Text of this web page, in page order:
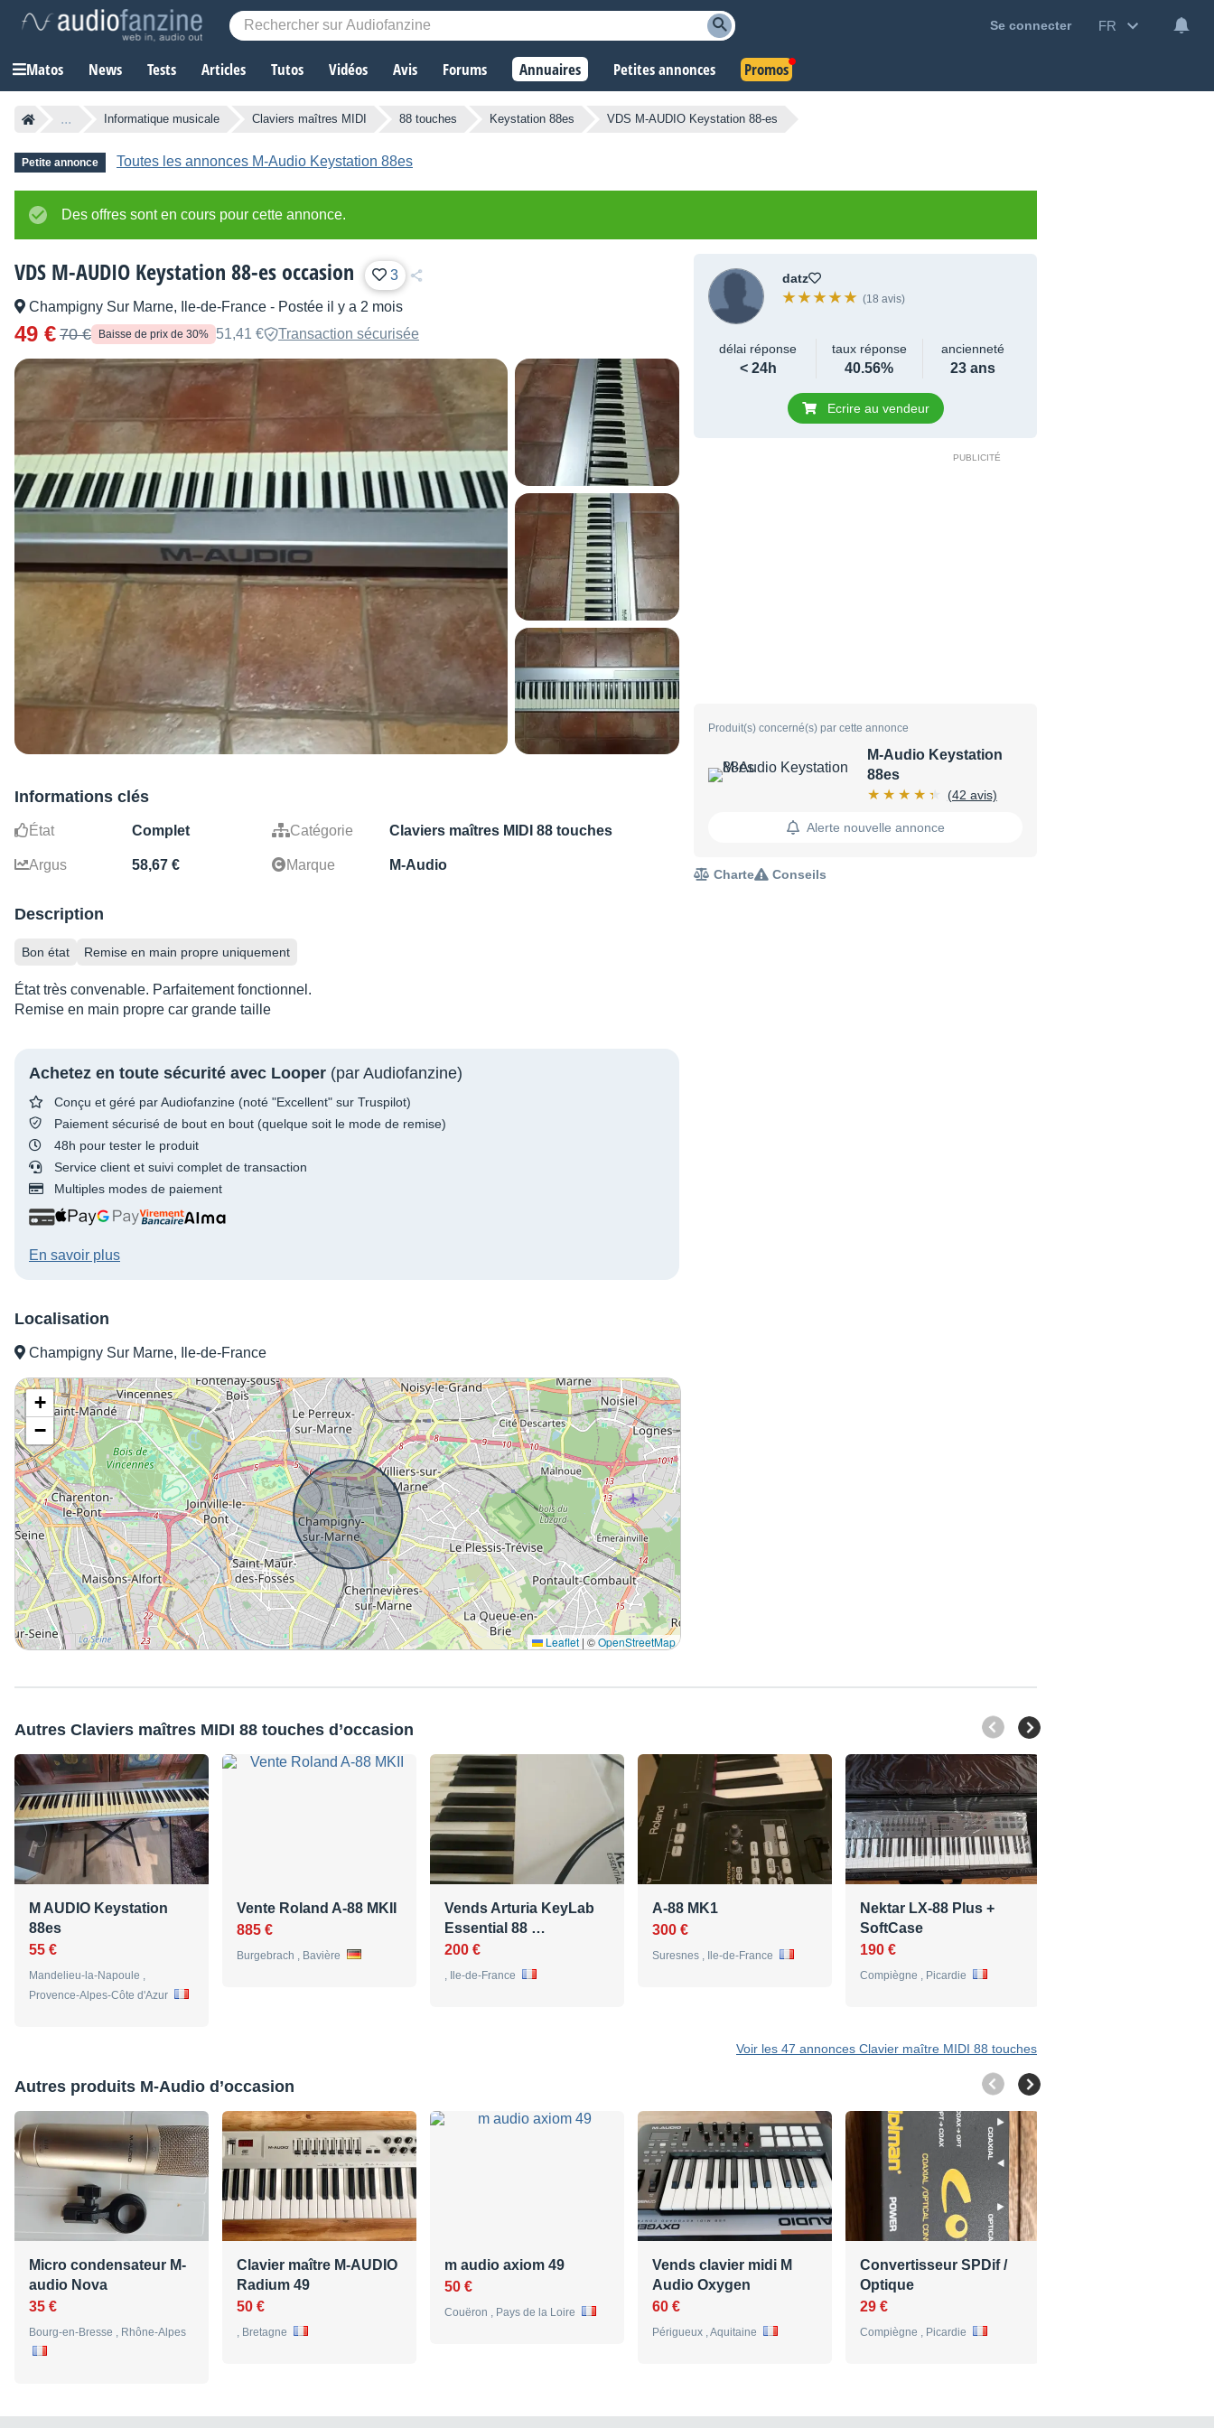
Se connecter FR
Matos News Tests Articles Tutos Vidéos Avis Forums Annuaires Petites annonces Promos
... Informatique musicale Claviers maîtres MIDI 88 touches Keystation 88es VDS M-AUDIO Keystation 88-es
Petite annonce Toutes les annonces M-Audio Keystation 88es
Des offres sont en cours pour cette annonce.
VDS M-AUDIO Keystation 88-es occasion 3
Champigny Sur Marne, Ile-de-France - Postée il y a 2 mois
49 € 70 € Baisse de prix de 30% 51,41 € Transaction sécurisée
Informations clés
État Complet Catégorie Claviers maîtres MIDI 88 touches
Argus 58,67 € Marque M-Audio
Description
Bon état Remise en main propre uniquement
État très convenable. Parfaitement fonctionnel.
Remise en main propre car grande taille
Achetez en toute sécurité avec Looper (par Audiofanzine)
Conçu et géré par Audiofanzine (noté "Excellent" sur Truspilot)
Paiement sécurisé de bout en bout (quelque soit le mode de remise)
48h pour tester le produit
Service client et suivi complet de transaction
Multiples modes de paiement
En savoir plus
Localisation
Champigny Sur Marne, Ile-de-France
+
−
Leaflet | ©OpenStreetMap
datz
(18 avis)
délai réponse
< 24h
taux réponse
40.56%
ancienneté
23 ans
Ecrire au vendeur
Produit(s) concerné(s) par cette annonce
M-Audio Keystation
88es
(42 avis)
Alerte nouvelle annonce
Charte Conseils
Autres Claviers maîtres MIDI 88 touches d’occasion
M AUDIO Keystation
88es
55 €
Mandelieu-la-Napoule ,
Provence-Alpes-Côte d'Azur
Vente Roland A-88 MKII
885 €
Burgebrach , Bavière
Vends Arturia KeyLab
Essential 88 …
200 €
, Ile-de-France
A-88 MK1
300 €
Suresnes , Ile-de-France
Nektar LX-88 Plus +
SoftCase
190 €
Compiègne , Picardie
Voir les 47 annonces Clavier maître MIDI 88 touches
Autres produits M-Audio d’occasion
Micro condensateur M-
audio Nova
35 €
Bourg-en-Bresse , Rhône-Alpes
Clavier maître M-AUDIO
Radium 49
50 €
, Bretagne
m audio axiom 49
50 €
Couëron , Pays de la Loire
Vends clavier midi M
Audio Oxygen
60 €
Périgueux , Aquitaine
Convertisseur SPDif /
Optique
29 €
Compiègne , Picardie